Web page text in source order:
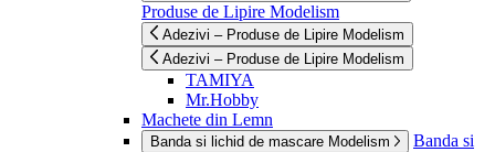
Produse de Lipire Modelism
Adezivi – Produse de Lipire Modelism
Adezivi – Produse de Lipire Modelism
TAMIYA
Mr.Hobby
Machete din Lemn
Banda si lichid de mascare Modelism
Banda si